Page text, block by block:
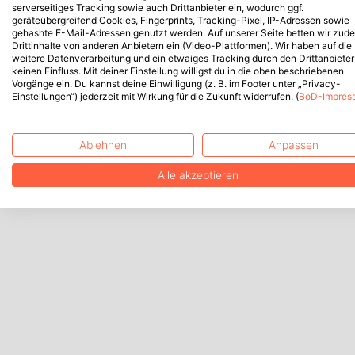
serverseitiges Tracking sowie auch Drittanbieter ein, wodurch ggf.
geräteübergreifend Cookies, Fingerprints, Tracking-Pixel, IP-Adressen sowie
gehashte E-Mail-Adressen genutzt werden. Auf unserer Seite betten wir
Drittinhalte von anderen Anbietern ein (Video-Plattformen). Wir haben auf die
weitere Datenverarbeitung und ein etwaiges Tracking durch den Drittanbieter
keinen Einfluss. Mit deiner Einstellung willigst du in die oben beschriebenen
Vorgänge ein. Du kannst deine Einwilligung (z. B. im Footer unter „Privacy-
Einstellungen“) jederzeit mit Wirkung für die Zukunft widerrufen. (BoD-
Ablehnen Anpassen
Alle akzeptieren